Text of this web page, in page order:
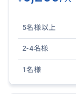
水堀に囲まれた
↓
17:00 タナロッ
夕日に浮かぶ神
引きで姿を変え
↓
5名様以上
2-4名様
1名様